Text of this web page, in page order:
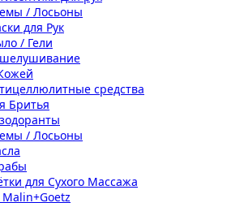
/ Лосьоны
для Рук
/ Гели
средства
Бритья
/ Лосьоны
для Сухого Массажа